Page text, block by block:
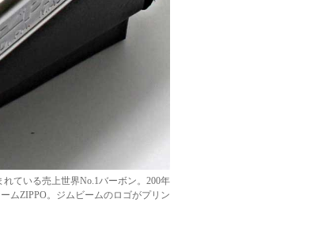
ている売上世界No.1バーボン。200年
ムZIPPO。ジムビームのロゴがプリン